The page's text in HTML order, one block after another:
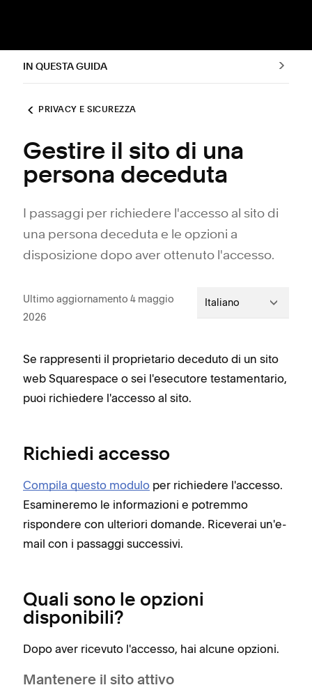
IN QUESTA GUIDA
PRIVACY E SICUREZZA
Gestire il sito di una
persona deceduta
I passaggi per richiedere l'accesso al sito di
una persona deceduta e le opzioni a
disposizione dopo aver ottenuto l'accesso.
Ultimo aggiornamento 4 maggio
2026
Italiano
Se rappresenti il proprietario deceduto di un sito
web Squarespace o sei l'esecutore testamentario,
puoi richiedere l'accesso al sito.
Richiedi accesso
Compila questo modulo per richiedere l'accesso.
Esamineremo le informazioni e potremmo
rispondere con ulteriori domande. Riceverai un'e-
mail con i passaggi successivi.
Quali sono le opzioni
disponibili?
Dopo aver ricevuto l'accesso, hai alcune opzioni.
Mantenere il sito attivo